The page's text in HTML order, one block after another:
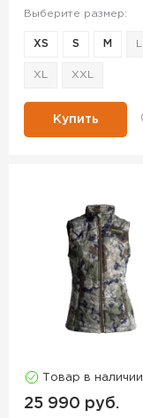
Выберите размер:
XS S M
XL XXL
Купить
Товар в наличии
25 990 руб.